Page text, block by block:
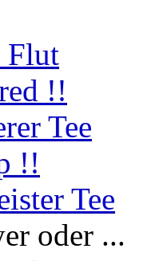
Flut
!!
Tee
!!
Tee
oder ...